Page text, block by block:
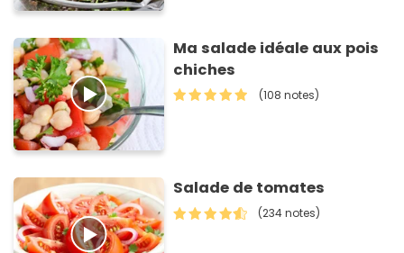
Ma salade idéale aux pois
chiches
(108 notes)
Salade de tomates
(234 notes)